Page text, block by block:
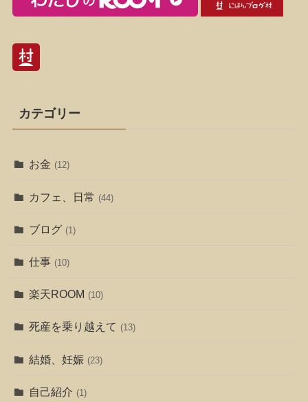
カテゴリー
お金 (12)
カフェ、日常 (44)
ブログ (1)
仕事 (10)
楽天ROOM (10)
死産を乗り越えて (13)
結婚、妊娠 (23)
自己紹介 (1)